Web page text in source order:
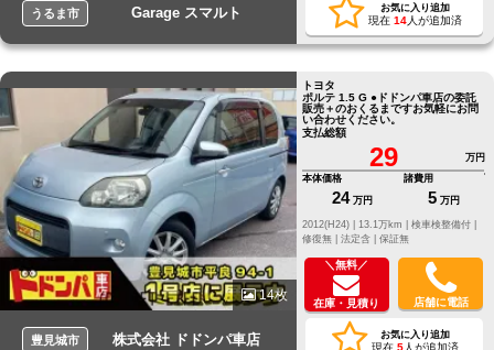
うるま市 Garage スマルト お気に入り追加
現在 14人が追加済
14枚
豊見城市 株式会社 ドドンパ車店
トヨタ
ポルテ 1.5 G ●ドドンパ車店の委託
販売＋のおくるまですお気軽にお問
い合わせください。
支払総額
29
万円
本体価格
24 万円
諸費用
5 万円
修復無 | 法定含 | 保証無
＼無料／
在庫・見積り 店舗に電話
お気に入り追加
現在 5人が追加済